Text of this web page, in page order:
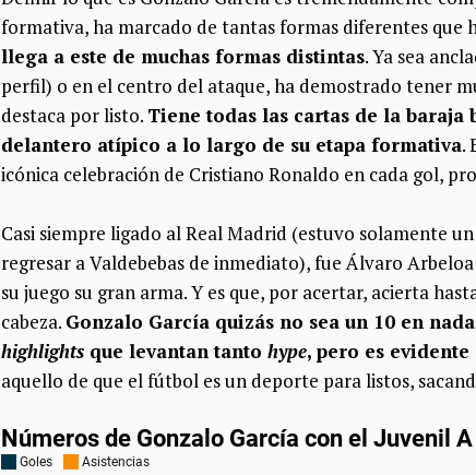
formativa, ha marcado de tantas formas diferentes que
llega a este de muchas formas distintas. Ya sea
perfil) o en el centro del ataque, ha demostrado tener
destaca por listo. Tiene todas las cartas de la
delantero atípico a lo largo de su etapa formativa.
icónica celebración de Cristiano Ronaldo en cada gol,
Casi siempre ligado al Real Madrid (estuvo solamente
regresar a Valdebebas de inmediato), fue Álvaro
su juego su gran arma. Y es que, por acertar, acierta
cabeza. Gonzalo García quizás no sea un 10 en
highlights que levantan tanto hype, pero es
aquello de que el fútbol es un deporte para listos,